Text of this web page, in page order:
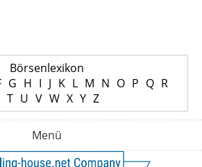
Börsenlexikon
G H I J K L M N O P Q R
T U V W X Y Z
Menü